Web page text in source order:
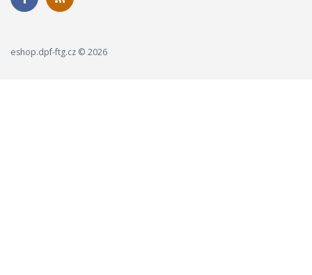
eshop.dpf-ftg.cz © 2026